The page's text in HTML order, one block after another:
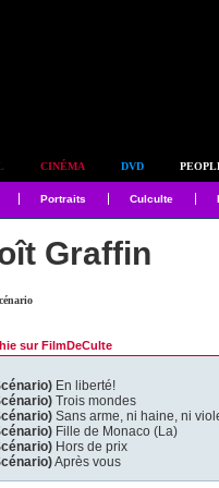
CINÉMA DVD
Portraits Culculte
Graffin
sur FilmDeCulte
En liberté!
Trois mondes
Sans arme, ni haine, ni
Fille de Monaco (La)
Hors de prix
Après vous